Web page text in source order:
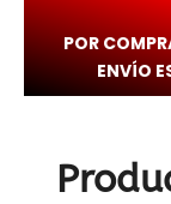
POR
ENVÍO